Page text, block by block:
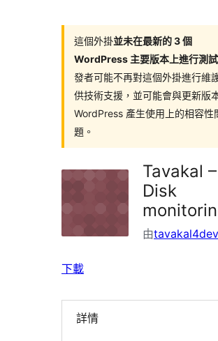
這個外掛並未在最新的 3 個
WordPress 主要版本上進行測試
發者可能不再對這個外掛進行維
供技術支援，並可能會與更新版
WordPress 產生使用上的相容性
題。
Tavakal –
Disk
由
下載
詳情